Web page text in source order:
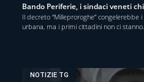
Bando Periferie, i sindaci veneti
Il decreto “Milleproroghe”
urbana, ma i primi cittadini non ci stanno.
NOTIZIE TG